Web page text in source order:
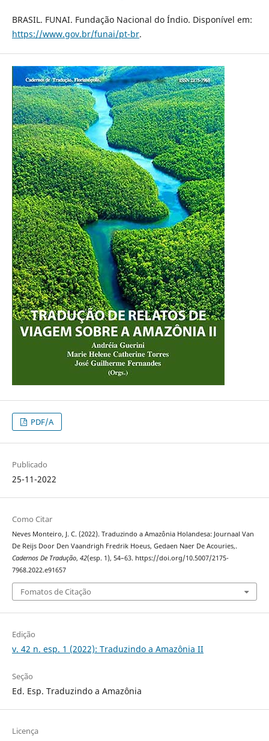
BRASIL. FUNAI. Fundação Nacional do Índio. Disponível em:
https://www.gov.br/funai/pt-br.
PDF/A
Publicado
25-11-2022
Como Citar
Neves Monteiro, J. C. (2022). Traduzindo a Amazônia Holandesa: Journaal Van
De Reijs Door Den Vaandrigh Fredrik Hoeus, Gedaen Naer De Acouries,.
Cadernos De Tradução, 42(esp. 1), 54–63. https://doi.org/10.5007/2175-
7968.2022.e91657
Fomatos de Citação
Edição
v. 42 n. esp. 1 (2022): Traduzindo a Amazônia II
Seção
Ed. Esp. Traduzindo a Amazônia
Licença